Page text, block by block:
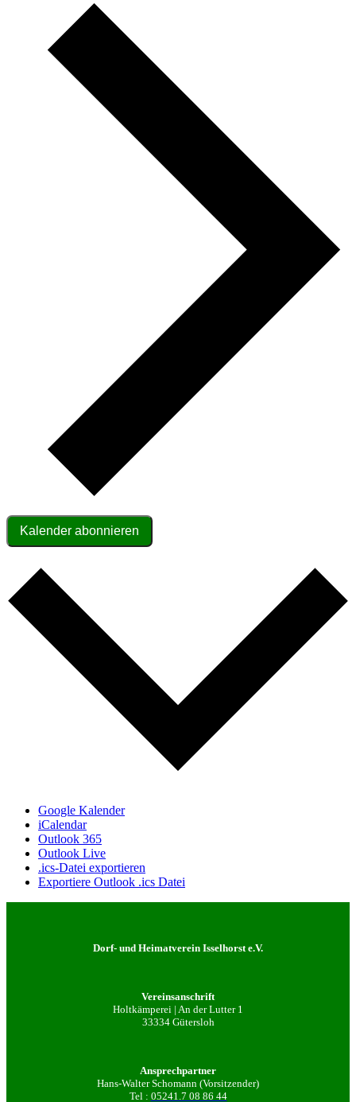
Kalender abonnieren
Google Kalender
iCalendar
Outlook 365
Outlook Live
.ics-Datei exportieren
Exportiere Outlook .ics Datei
Dorf- und Heimatverein Isselhorst e.V.
Vereinsanschrift
Holtkämperei | An der Lutter 1
33334 Gütersloh
Ansprechpartner
Hans-Walter Schomann (Vorsitzender)
Tel : 05241.7 08 86 44